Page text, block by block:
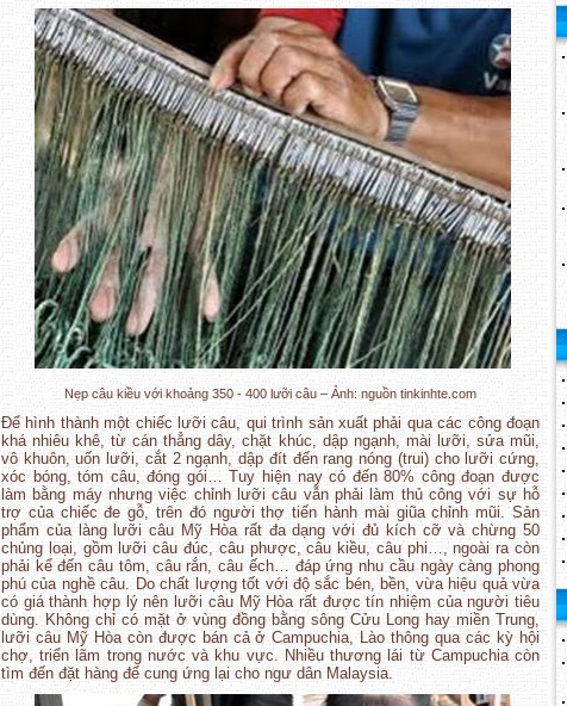
Nẹp câu kiều với khoảng 350 - 400 lưỡi câu – Ảnh: nguồn tinkinhte.com
Để hình thành một chiếc lưỡi câu, qui trình sản xuất phải qua các công đoạn
khá nhiêu khê, từ cán thẳng dây, chặt khúc, dập ngạnh, mài lưỡi, sửa mũi,
vô khuôn, uốn lưỡi, cắt 2 ngạnh, dập đít đến rang nóng (trui) cho lưỡi cứng,
xóc bóng, tóm câu, đóng gói… Tuy hiện nay có đến 80% công đoạn được
làm bằng máy nhưng việc chỉnh lưỡi câu vẫn phải làm thủ công với sự hỗ
trợ của chiếc đe gỗ, trên đó người thợ tiến hành mài giũa chỉnh mũi. Sản
phẩm của làng lưỡi câu Mỹ Hòa rất đa dạng với đủ kích cỡ và chừng 50
chủng loại, gồm lưỡi câu đúc, câu phược, câu kiều, câu phi…, ngoài ra còn
phải kể đến câu tôm, câu rắn, câu ếch… đáp ứng nhu cầu ngày càng phong
phú của nghề câu. Do chất lượng tốt với độ sắc bén, bền, vừa hiệu quả vừa
có giá thành hợp lý nên lưỡi câu Mỹ Hòa rất được tín nhiệm của người tiêu
dùng. Không chỉ có mặt ở vùng đồng bằng sông Cửu Long hay miền Trung,
lưỡi câu Mỹ Hòa còn được bán cả ở Campuchia, Lào thông qua các kỳ hội
chợ, triển lãm trong nước và khu vực. Nhiều thương lái từ Campuchia còn
tìm đến đặt hàng để cung ứng lại cho ngư dân Malaysia.